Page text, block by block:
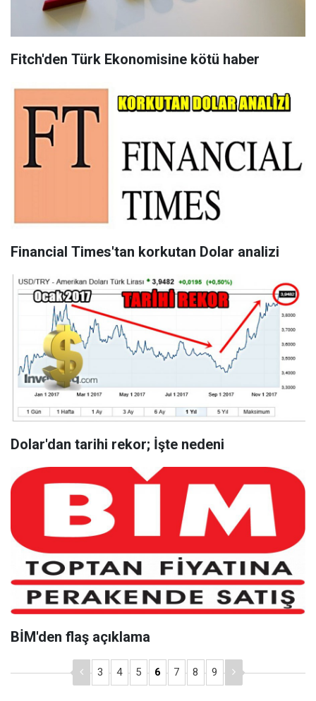
Fitch'den Türk Ekonomisine kötü haber
Financial Times'tan korkutan Dolar analizi
Dolar'dan tarihi rekor; İşte nedeni
BİM'den flaş açıklama
3 4 5 6 7 8 9